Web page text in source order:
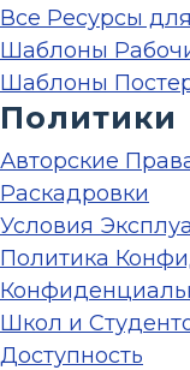
Все Ресурсы
Шаблоны
Шаблоны
Политики
Авторские
Раскадровки
Условия
Политика
Школ и
Доступность